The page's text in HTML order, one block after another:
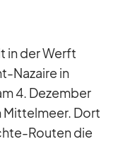
in der Werft
Na­zaire in
4. De­zem­ber
Mit­tel­meer. Dort
Rou­ten die